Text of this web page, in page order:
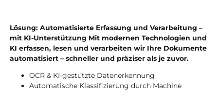
Lösung: Automatisierte Erfassung und Verarbeitung –
mit KI-Unterstützung Mit modernen Technologien und
KI erfassen, lesen und verarbeiten wir Ihre Dokumente
automatisiert – schneller und präziser als je zuvor.
OCR & KI-gestützte Datenerkennung
Automatische Klassifizierung durch Machine